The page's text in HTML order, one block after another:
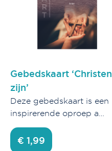
Gebedskaart ‘Christen
zijn’
Deze gebedskaart is een
inspirerende oproep a…
€ 1,99